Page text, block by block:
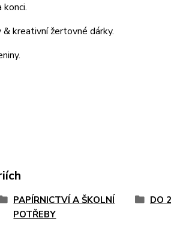
konci.
kreativní žertovné dárky.
PAPÍRNICTVÍ A ŠKOLNÍ
POTŘEBY
DO